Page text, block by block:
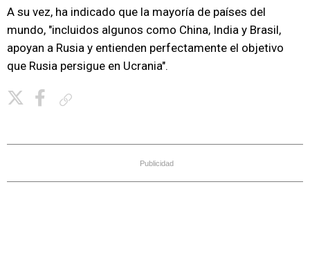
A su vez, ha indicado que la mayoría de países del
mundo, "incluidos algunos como China, India y Brasil,
apoyan a Rusia y entienden perfectamente el objetivo
que Rusia persigue en Ucrania".
Publicidad